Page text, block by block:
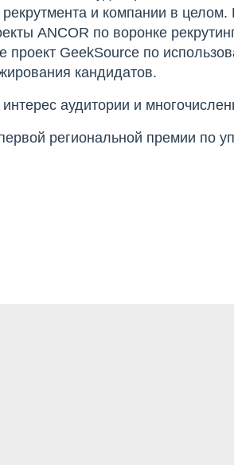
и компании в целом.
ANCOR по воронке
проект GeekSource по
кандидатов.
аудитории и
региональной премии по